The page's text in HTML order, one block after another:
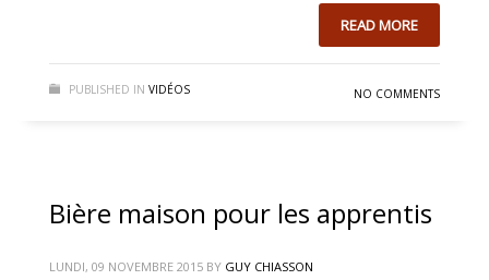
READ MORE
PUBLISHED IN VIDÉOS NO COMMENTS
Bière maison pour les apprentis
LUNDI, 09 NOVEMBRE 2015 BY GUY CHIASSON